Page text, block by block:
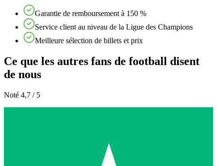
Garantie de remboursement à 150 %
Service client au niveau de la Ligue des Champions
Meilleure sélection de billets et prix
Ce que les autres fans de football disent
de nous
Noté 4,7 / 5